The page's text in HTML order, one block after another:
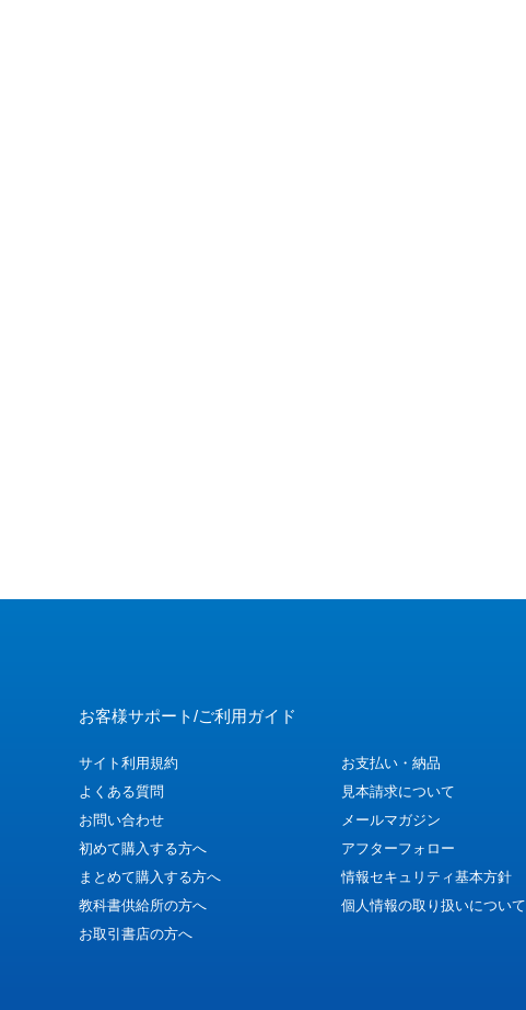
お客様サポート/ご利用ガイド
サイト利用規約
よくある質問
お問い合わせ
初めて購入する方へ
まとめて購入する方へ
教科書供給所の方へ
お取引書店の方へ
お支払い・納品
見本請求について
メールマガジン
アフターフォロー
情報セキュリティ基本方針
個人情報の取り扱いについて